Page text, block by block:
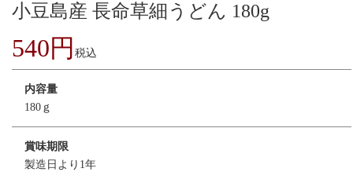
小豆島産 長命草細うどん 180g
540円 税込
内容量
180ｇ
賞味期限
製造日より1年